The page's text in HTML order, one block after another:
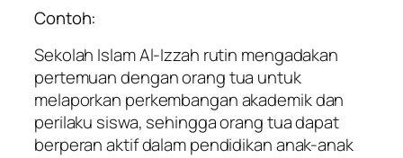
Contoh:
Sekolah Islam Al-Izzah rutin mengadakan
pertemuan dengan orang tua untuk
melaporkan perkembangan akademik dan
perilaku siswa, sehingga orang tua dapat
berperan aktif dalam pendidikan anak-anak